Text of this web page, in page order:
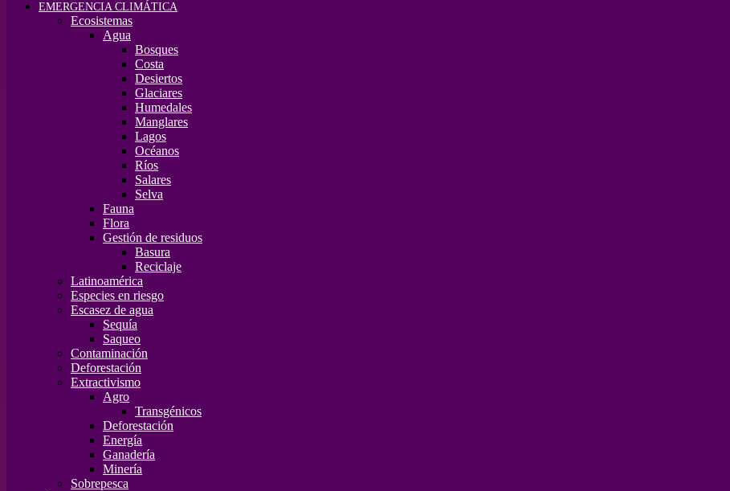
EMERGENCIA CLIMÁTICA
Ecosistemas
Agua
Bosques
Costa
Desiertos
Glaciares
Humedales
Manglares
Lagos
Océanos
Ríos
Salares
Selva
Fauna
Flora
Gestión de residuos
Basura
Reciclaje
Latinoamérica
Especies en riesgo
Escasez de agua
Sequía
Saqueo
Contaminación
Deforestación
Extractivismo
Agro
Transgénicos
Deforestación
Energía
Ganadería
Minería
Sobrepesca